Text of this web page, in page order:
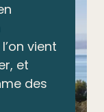
vient
et
des